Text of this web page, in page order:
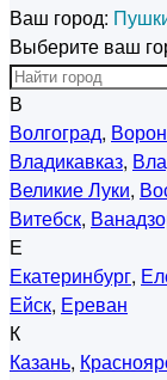
Ваш город:
Выберите ваш
В
Волгоград,
Владикавказ,
Великие Луки,
Витебск,
Е
Екатеринбург,
Ейск, Ереван
К
Казань,